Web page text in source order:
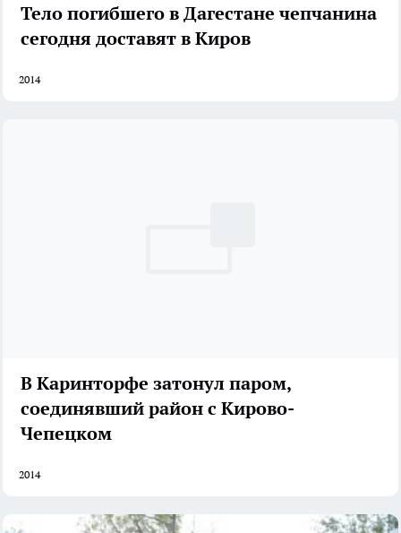
Тело погибшего в Дагестане чепчанина
сегодня доставят в Киров
2014
В Каринторфе затонул паром,
соединявший район с Кирово-
Чепецком
2014